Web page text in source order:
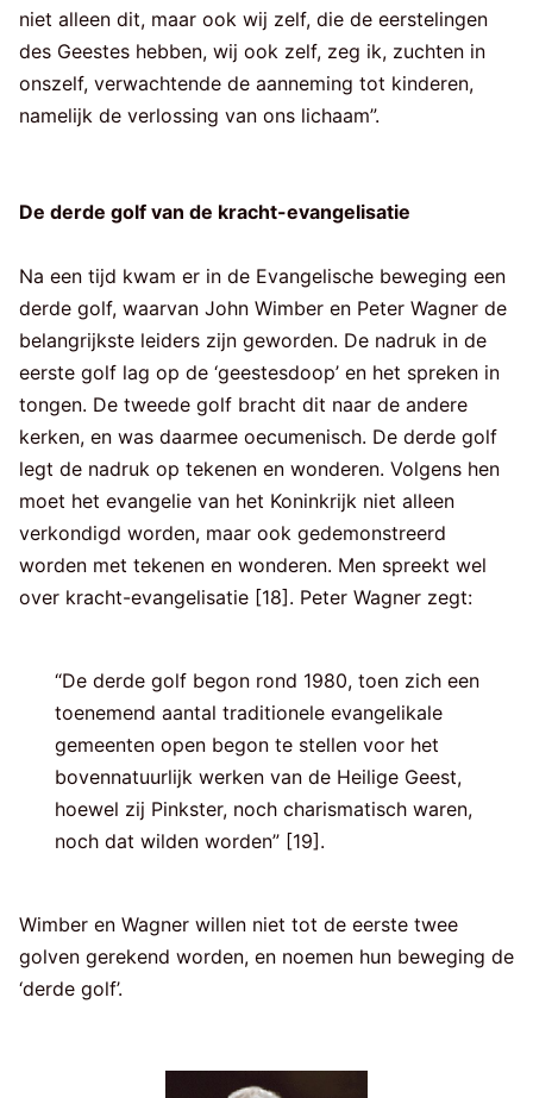
niet alleen dit, maar ook wij zelf, die de eerstelingen
des Geestes hebben, wij ook zelf, zeg ik, zuchten in
onszelf, verwachtende de aanneming tot kinderen,
namelijk de verlossing van ons lichaam”.
De derde golf van de kracht-evangelisatie
Na een tijd kwam er in de Evangelische beweging een
derde golf, waarvan John Wimber en Peter Wagner de
belangrijkste leiders zijn geworden. De nadruk in de
eerste golf lag op de ‘geestesdoop’ en het spreken in
tongen. De tweede golf bracht dit naar de andere
kerken, en was daarmee oecumenisch. De derde golf
legt de nadruk op tekenen en wonderen. Volgens hen
moet het evangelie van het Koninkrijk niet alleen
verkondigd worden, maar ook gedemonstreerd
worden met tekenen en wonderen. Men spreekt wel
over kracht-evangelisatie [18]. Peter Wagner zegt:
“De derde golf begon rond 1980, toen zich een
toenemend aantal traditionele evangelikale
gemeenten open begon te stellen voor het
bovennatuurlijk werken van de Heilige Geest,
hoewel zij Pinkster, noch charismatisch waren,
noch dat wilden worden” [19].
Wimber en Wagner willen niet tot de eerste twee
golven gerekend worden, en noemen hun beweging de
‘derde golf’.